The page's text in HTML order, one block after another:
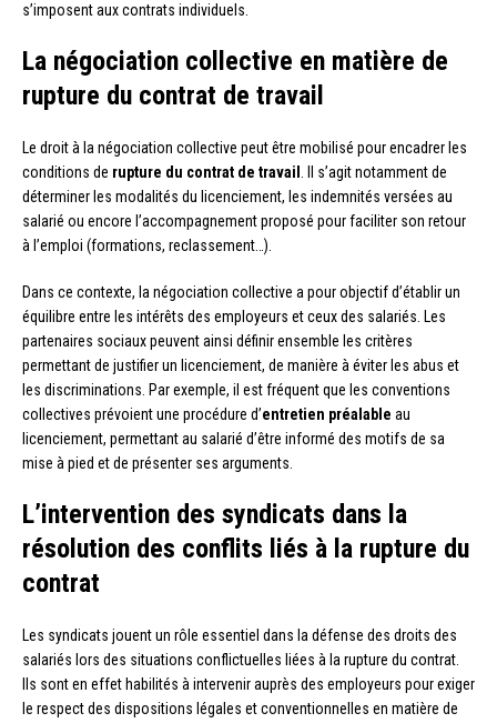
s’imposent aux contrats individuels.
La négociation collective en matière de
rupture du contrat de travail
Le droit à la négociation collective peut être mobilisé pour encadrer les
conditions de rupture du contrat de travail . Il s’agit notamment de
déterminer les modalités du licenciement, les indemnités versées au
salarié ou encore l’accompagnement proposé pour faciliter son retour
à l’emploi (formations, reclassement…).
Dans ce contexte, la négociation collective a pour objectif d’établir un
équilibre entre les intérêts des employeurs et ceux des salariés. Les
partenaires sociaux peuvent ainsi définir ensemble les critères
permettant de justifier un licenciement, de manière à éviter les abus et
les discriminations. Par exemple, il est fréquent que les conventions
collectives prévoient une procédure d’entretien préalable au
licenciement, permettant au salarié d’être informé des motifs de sa
mise à pied et de présenter ses arguments.
L’intervention des syndicats dans la
résolution des conflits liés à la rupture du
contrat
Les syndicats jouent un rôle essentiel dans la défense des droits des
salariés lors des situations conflictuelles liées à la rupture du contrat.
Ils sont en effet habilités à intervenir auprès des employeurs pour exiger
le respect des dispositions légales et conventionnelles en matière de